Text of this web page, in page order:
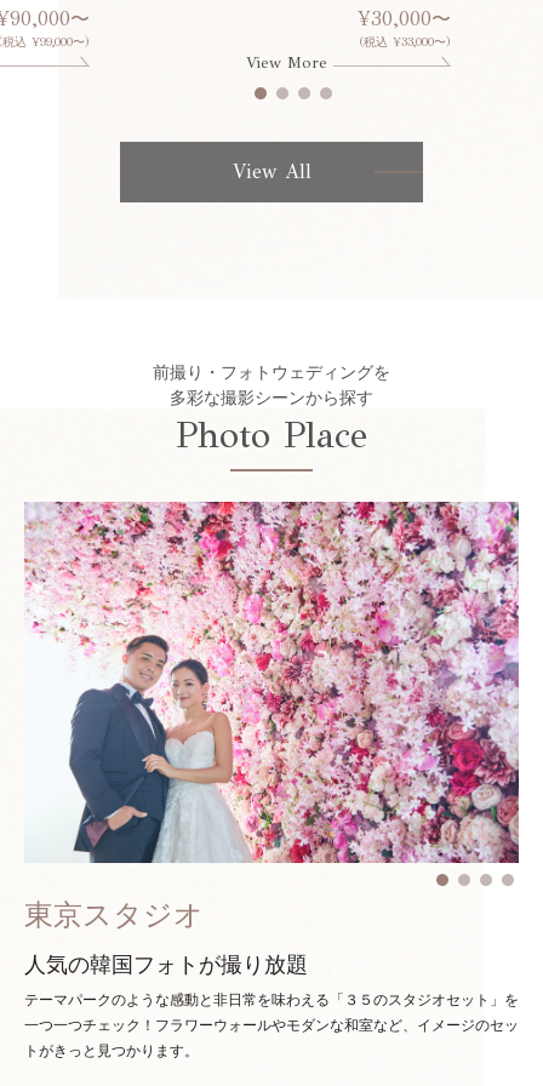
〜
(税込 ¥99,000〜)
¥30,000〜
(税込 ¥33,000〜)
View More
View All
前撮り・フォトウェディングを
多彩な撮影シーンから探す
Photo Place
東京スタジオ
人気の韓国フォトが撮り放題
テーマパークのような感動と非日常を味わえる「３５のスタジオセット」を
一つ一つチェック！ フラワーウォールやモダンな和室など、イメージのセッ
トがきっと見つかります。